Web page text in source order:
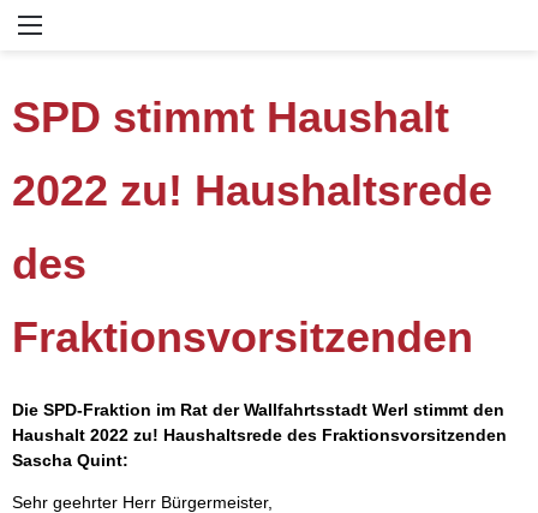
SPD stimmt Haushalt
2022 zu! Haushaltsrede
des
Fraktionsvorsitzenden
Die SPD-Fraktion im Rat der Wallfahrtsstadt Werl stimmt den
Haushalt 2022 zu! Haushaltsrede des Fraktionsvorsitzenden
Sascha Quint:
Sehr geehrter Herr Bürgermeister,